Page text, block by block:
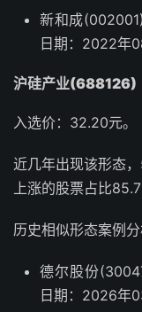
新和成
日期：2022年
沪硅产业(688126)
入选价：32.20元。
近几年出现该形态
上涨的股票占比
历史相似形态案例分
德尔股份
日期：2026年